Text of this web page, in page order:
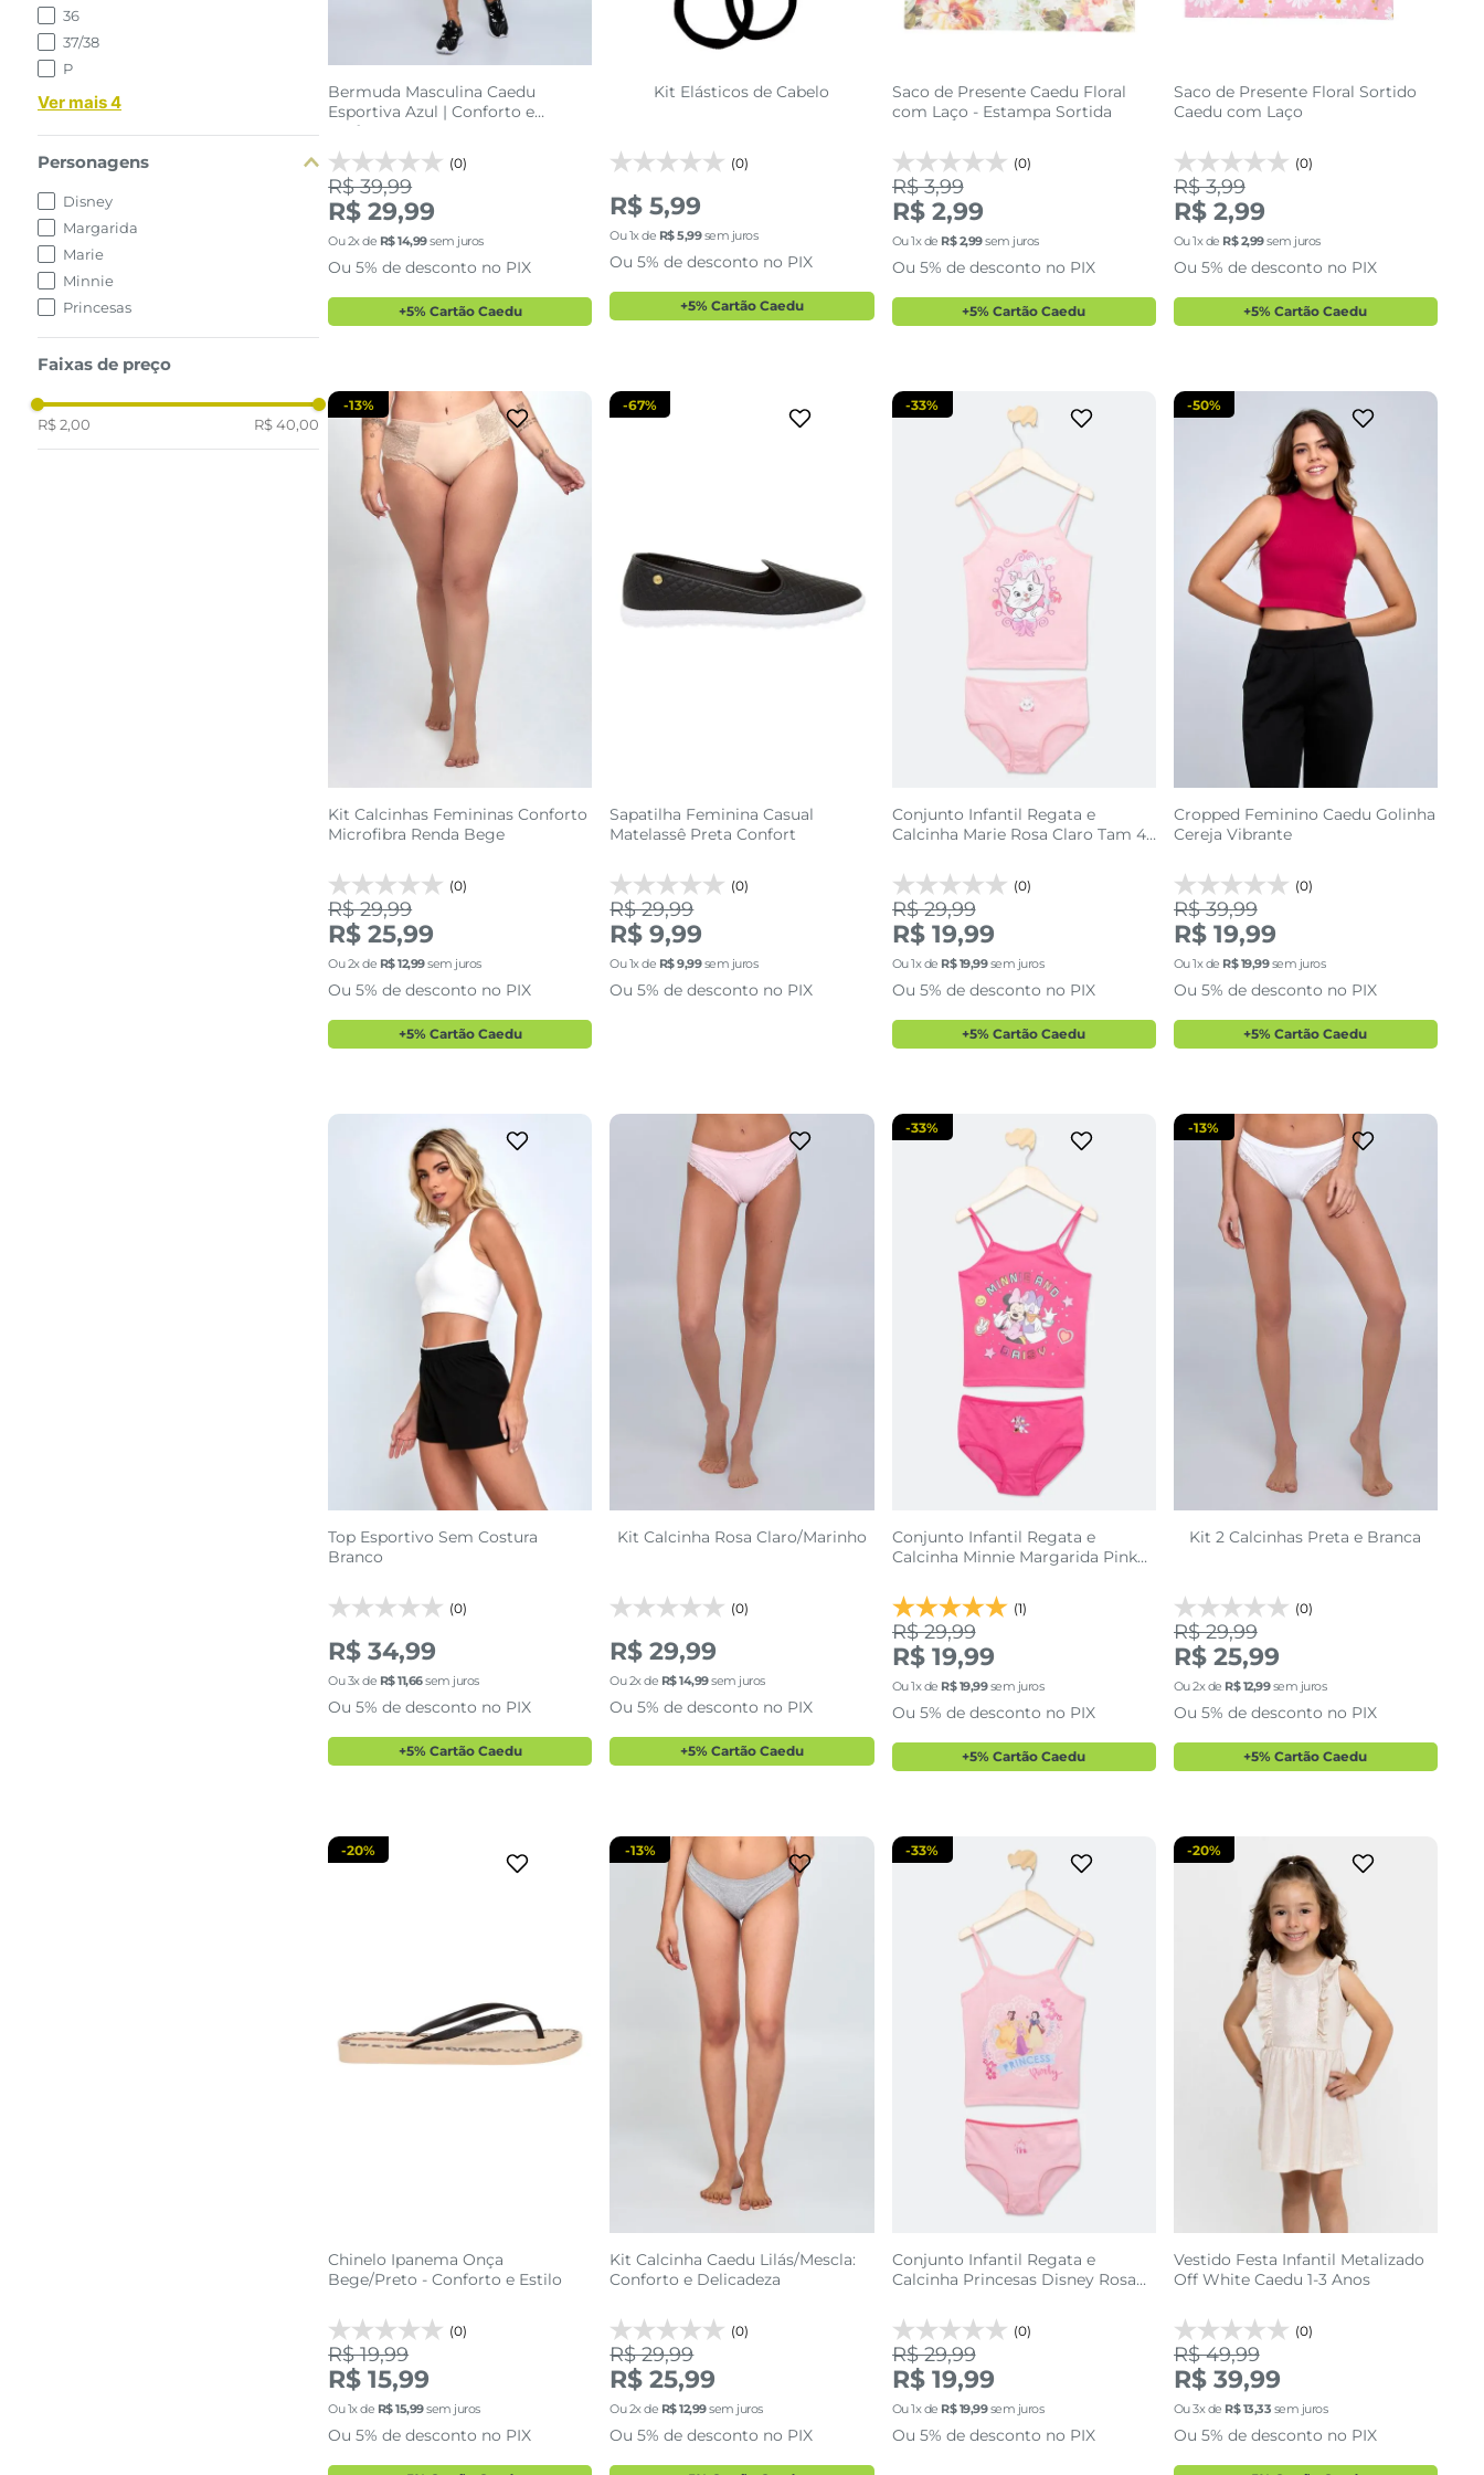
36
37/38
P
Ver mais 4
Personagens
Disney
Margarida
Marie
Minnie
Princesas
Faixas de preço
R$ 2,00 R$ 40,00
Bermuda Masculina Caedu
Esportiva Azul | Conforto e
Performance
(0)
R$ 39,99
R$ 29,99
Ou2x de R$14,99sem juros
Ou 5% de desconto no PIX
+5% Cartão Caedu
Kit Elásticos de Cabelo
(0)
R$ 5,99
Ou1x de R$5,99sem juros
Ou 5% de desconto no PIX
+5% Cartão Caedu
Saco de Presente Caedu Floral
com Laço - Estampa Sortida
(0)
R$ 3,99
R$ 2,99
Ou1x de R$ 2,99sem juros
Ou 5% de desconto no PIX
+5% Cartão Caedu
Saco de Presente Floral Sortido
Caedu com Laço
(0)
R$ 3,99
R$ 2,99
Ou1x de R$2,99sem juros
Ou 5% de desconto no PIX
+5% Cartão Caedu
P M
adicionar a sacola
Kit Calcinhas Femininas Conforto
Microfibra Renda Bege
(0)
-13%
R$ 29,99
R$ 25,99
Ou2x de R$12,99sem juros
Ou 5% de desconto no PIX
+5% Cartão Caedu
1 2
adicionar a sacola
Sapatilha Feminina Casual
Matelassê Preta Confort
(0)
-67%
R$ 29,99
R$ 9,99
Ou1x de R$9,99sem juros
Ou 5% de desconto no PIX
10
adicionar a sacola
Conjunto Infantil Regata e
Calcinha Marie Rosa Claro Tam 4
(0)
-33%
R$ 29,99
R$ 19,99
Ou1x de R$ 19,99sem juros
Ou 5% de desconto no PIX
+5% Cartão Caedu
G
adicionar a sacola
Cropped Feminino Caedu Golinha
Cereja Vibrante
(0)
-50%
R$ 39,99
R$ 19,99
Ou1x de R$19,99sem juros
Ou 5% de desconto no PIX
+5% Cartão Caedu
M G
adicionar a sacola
Top Esportivo Sem Costura
Branco
(0)
R$ 34,99
Ou3x de R$11,66sem juros
Ou 5% de desconto no PIX
+5% Cartão Caedu
M
Kit Calcinha Rosa Claro/Marinho
(0)
R$ 29,99
Ou2x de R$14,99sem juros
Ou 5% de desconto no PIX
+5% Cartão Caedu
10
adicionar a sacola
Conjunto Infantil Regata e
Calcinha Minnie Margarida Pink
(1)
-33%
R$ 29,99
R$ 19,99
Ou1x de R$ 19,99sem juros
Ou 5% de desconto no PIX
+5% Cartão Caedu
P
adicionar a sacola
Kit 2 Calcinhas Preta e Branca
(0)
-13%
R$ 29,99
R$ 25,99
Ou2x de R$12,99sem juros
Ou 5% de desconto no PIX
+5% Cartão Caedu
35 36
adicionar a sacola
Chinelo Ipanema Onça
Bege/Preto - Conforto e Estilo
(0)
-20%
R$ 19,99
R$ 15,99
Ou1x de R$15,99sem juros
Ou 5% de desconto no PIX
P M
adicionar a sacola
Kit Calcinha Caedu Lilás/Mescla:
Conforto e Delicadeza
(0)
-13%
R$ 29,99
R$ 25,99
Ou2x de R$12,99sem juros
Ou 5% de desconto no PIX
8
adicionar a sacola
Conjunto Infantil Regata e
Calcinha Princesas Disney Rosa
(0)
-33%
R$ 29,99
R$ 19,99
Ou1x de R$ 19,99sem juros
Ou 5% de desconto no PIX
1
adicionar a sacola
Vestido Festa Infantil Metalizado
Off White Caedu 1-3 Anos
(0)
-20%
R$ 49,99
R$ 39,99
Ou3x de R$13,33 sem juros
Ou 5% de desconto no PIX
P M
adicionar a sacola
P
adicionar a sacola
P M